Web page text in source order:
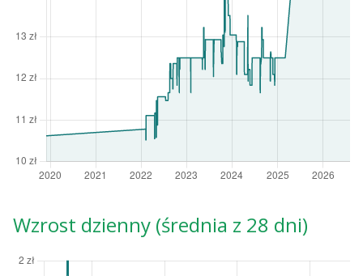
Wzrost dzienny (średnia z 28 dni)